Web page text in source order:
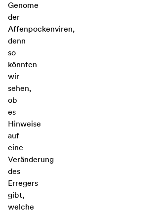
Genome
der
Affenpockenviren,
denn
so
könnten
wir
sehen,
ob
es
Hinweise
auf
eine
Veränderung
des
Erregers
gibt,
welche